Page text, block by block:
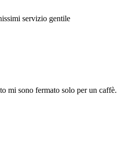
servizio gentile
mi sono fermato solo per un caffè.